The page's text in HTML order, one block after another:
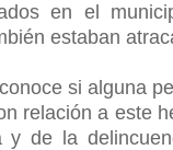
en el
estaban
si alguna
relación a este
y de la